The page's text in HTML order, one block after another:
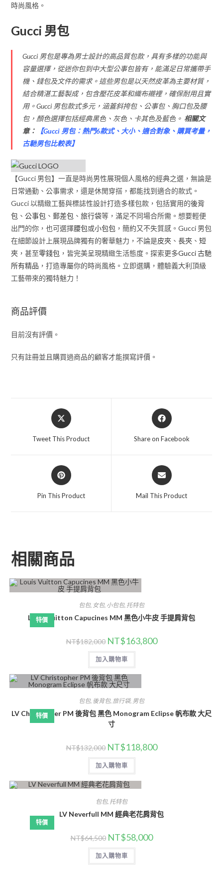
時尚風格。
Gucci 男包
Gucci 男包是專為男士設計的高品質包款，具有多樣的功能與
容量選擇，從迷你包到中大型公事包皆有，能滿足日常攜帶手
機、錢包及文件的需求。這些男包是以天然皮革為主要材質，
結合精湛工藝製成，包含壓花皮革和織布襯裡，確保耐用且實
用。Gucci 男包款式多元，涵蓋斜挎包、公事包、胸口包及腰
包，顏色選擇包括經典黑色、灰色、卡其色及藍色。 相關文
章：
【Gucci 男包：熱門6款式、大小、適合對象、購買考量，
古馳男包比較表】
【Gucci 男包】一直是時尚男性展現個人風格的經典之選，無論是
日常通勤、公事需求，還是休閒穿搭，都能找到適合的款式。
Gucci 以精緻工藝與標誌性設計打造多樣包款，包括實用的後背
包 、公事包 、郵差包 、旅行袋等，滿足不同場合所需。想要輕便
出門的你，也可選擇腰包或小包包 ，簡約又不失質感。Gucci 男包
在細節設計上展現品牌獨有的奢華魅力，不論是皮夾 、長夾 、短
夾 ，甚至零錢包 ，皆完美呈現精緻生活態度。探索更多Gucci 古馳
所有精品 ，打造專屬你的時尚風格。立即選購，體驗義大利頂級
工藝帶來的獨特魅力！
商品評價
目前沒有評價。
只有註冊並且購買過商品的顧客才能撰寫評價。
Tweet This Product Share on Facebook
Pin This Product Mail This Product
相關商品
特價
包包, 女包, 小包包, 托特包
Louis Vuitton Capucines MM 黑色小牛皮 手提肩背包
NT$182,000 NT$163,800
加入購物車
特價
包包, 後背包, 旅行袋, 男包
LV Christopher PM 後背包 黑色 Monogram Eclipse 帆布款 大尺
寸
NT$132,000 NT$118,800
加入購物車
特價
包包, 托特包
LV Neverfull MM 經典老花肩背包
NT$64,500 NT$58,000
加入購物車